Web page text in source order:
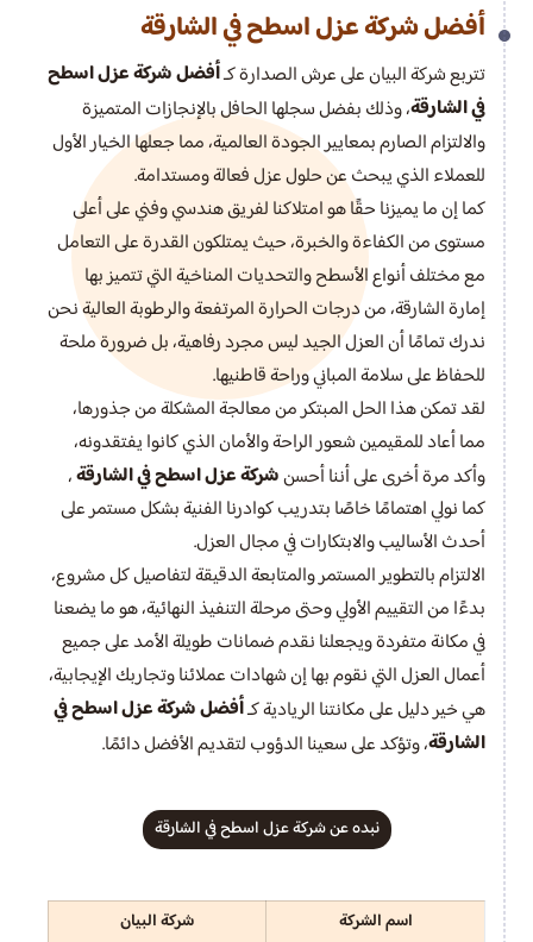
أفضل شركة عزل اسطح في الشارقة
تتربع شركة البيان على عرش الصدارة كـأفضل شركة عزل اسطح
في الشارقة، وذلك بفضل سجلها الحافل بالإنجازات المتميزة
والالتزام الصارم بمعايير الجودة العالمية، مما جعلها الخيار الأول
للعملاء الذي يبحث عن حلول عزل فعالة ومستدامة.
كما إن ما يميزنا حقًا هو امتلاكنا لفريق هندسي وفني على أعلى
مستوى من الكفاءة والخبرة، حيث يمتلكون القدرة على التعامل
مع مختلف أنواع الأسطح والتحديات المناخية التي تتميز بها
إمارة الشارقة، من درجات الحرارة المرتفعة والرطوبة العالية نحن
ندرك تمامًا أن العزل الجيد ليس مجرد رفاهية، بل ضرورة ملحة
للحفاظ على سلامة المباني وراحة قاطنيها.
لقد تمكن هذا الحل المبتكر من معالجة المشكلة من جذورها،
مما أعاد للمقيمين شعور الراحة والأمان الذي كانوا يفتقدونه،
وأكد مرة أخرى على أننا أحسنشركة عزل اسطح في الشارقة،
كما نولي اهتمامًا خاصًا بتدريب كوادرنا الفنية بشكل مستمر على
أحدث الأساليب والابتكارات في مجال العزل.
الالتزام بالتطوير المستمر والمتابعة الدقيقة لتفاصيل كل مشروع،
بدءًا من التقييم الأولي وحتى مرحلة التنفيذ النهائية، هو ما يضعنا
في مكانة متفردة ويجعلنا نقدم ضمانات طويلة الأمد على جميع
أعمال العزل التي نقوم بها إن شهادات عملائنا وتجاربك الإيجابية،
هي خير دليل على مكانتنا الريادية كـأفضل شركة عزل اسطح في
الشارقة، وتؤكد على سعينا الدؤوب لتقديم الأفضل دائمًا.
نبده عن شركة عزل اسطح في الشارقة
اسم الشركة
شركة البيان